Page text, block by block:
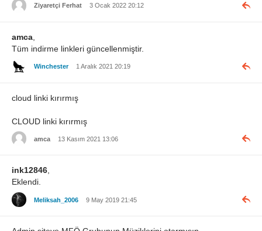
Ziyaretçi Ferhat 3 Ocak 2022 20:12
amca
Tüm indirme linkleri güncellenmiştir.
Winchester 1 Aralık 2021 20:19
cloud linki kırırmış
CLOUD linki kırırmış
amca 13 Kasım 2021 13:06
ink12846,
Eklendi.
Meliksah_2006 9 May 2019 21:45